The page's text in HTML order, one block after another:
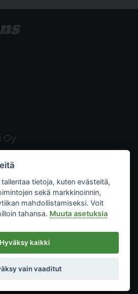
Oy
Tietosuoja
tietoja, kuten evästeitä,
sekä markkinoinnin,
mahdollistamiseksi. Voit
tahansa. Muuta asetuksia
Hyväksy kaikki
vain vaaditut